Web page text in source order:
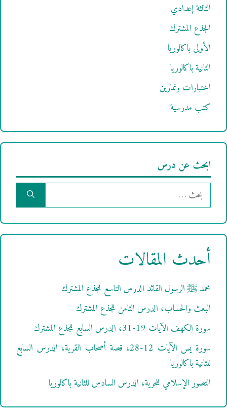
الثالثة إعدادي
الجذع المشترك
الأولى باكالوريا
الثانية باكالوريا
اختبارات وتمارين
كتب مدرسية
ابحث عن درس
البحث
عن:
أحدث المقالات
محمد ﷺ الرسول القائد الدرس التاسع للجذع المشترك
البعث والحساب، الدرس الثامن للجذع المشترك
سورة الكهف الآيات 19-31، الدرس السابع للجذع المشترك
سورة يس الآيات 12-28، قصة أصحاب القرية، الدرس السابع
للثانية باكالوريا
التصور الإسلامي للحرية، الدرس السادس للثانية باكالوريا